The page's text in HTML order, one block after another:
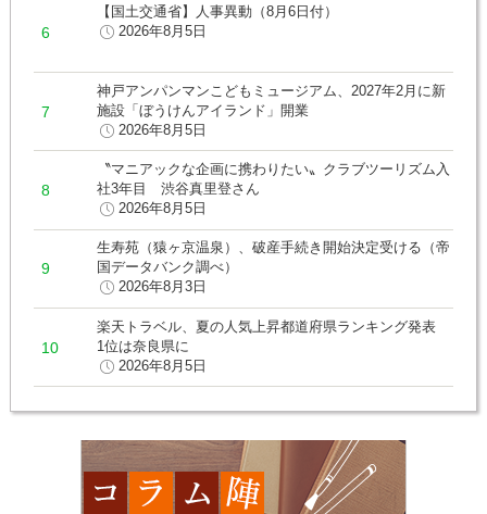
【国土交通省】人事異動（8月6日付）
2026年8月5日
神戸アンパンマンこどもミュージアム、2027年2月に新
施設「ぼうけんアイランド」開業
2026年8月5日
〝マニアックな企画に携わりたい〟クラブツーリズム入
社3年目 渋谷真里登さん
2026年8月5日
生寿苑（猿ヶ京温泉）、破産手続き開始決定受ける（帝
国データバンク調べ）
2026年8月3日
楽天トラベル、夏の人気上昇都道府県ランキング発表
1位は奈良県に
2026年8月5日